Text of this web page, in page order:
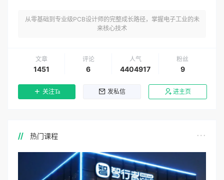
从零基础到专业级PCB设计师的完整成长路径，掌握电子工业的未
来核心技术
文章
1451
评论
6
人气
4404917
粉丝
9
关注Ta 发私信 进主页
热门课程